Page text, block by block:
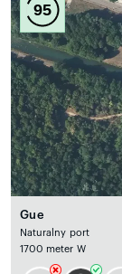
95
Gue
Naturalny port
1700 meter W